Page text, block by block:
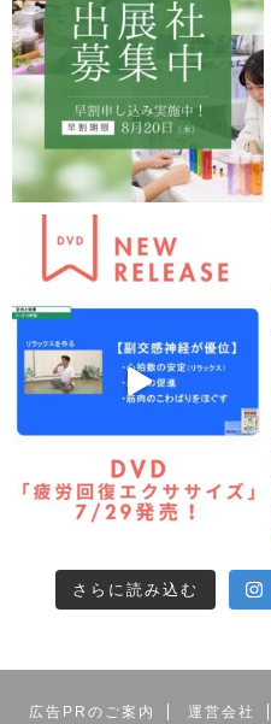
さらに読み込む
広告PRのご案内 運営会社